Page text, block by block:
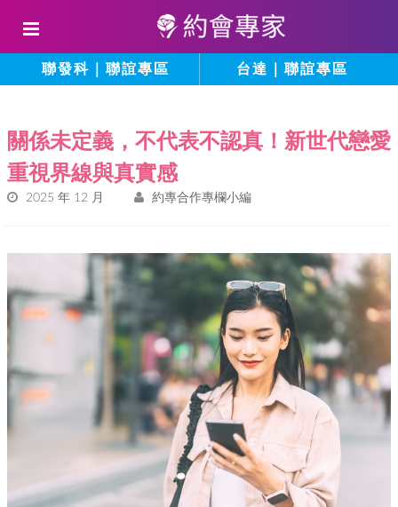
聯發科｜聯誼專區 台達｜聯誼專區
關係未定義，不代表不認真！新世代戀愛
重視界線與真實感
2025 年 12 月 約專合作專欄小編